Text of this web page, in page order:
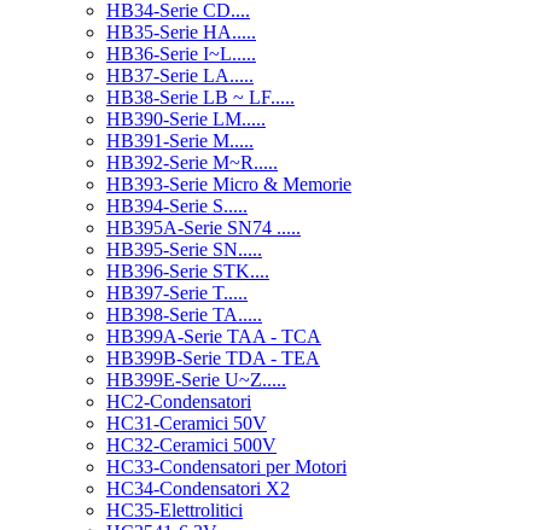
HB34-Serie CD....
HB35-Serie HA.....
HB36-Serie I~L.....
HB37-Serie LA.....
HB38-Serie LB ~ LF.....
HB390-Serie LM.....
HB391-Serie M.....
HB392-Serie M~R.....
HB393-Serie Micro & Memorie
HB394-Serie S.....
HB395A-Serie SN74 .....
HB395-Serie SN.....
HB396-Serie STK....
HB397-Serie T.....
HB398-Serie TA.....
HB399A-Serie TAA - TCA
HB399B-Serie TDA - TEA
HB399E-Serie U~Z.....
HC2-Condensatori
HC31-Ceramici 50V
HC32-Ceramici 500V
HC33-Condensatori per Motori
HC34-Condensatori X2
HC35-Elettrolitici